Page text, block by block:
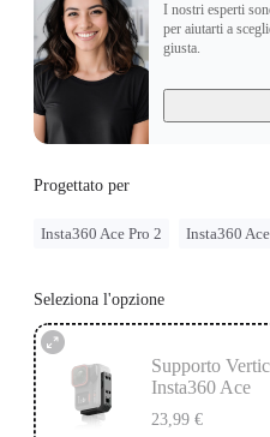
I nostri esperti
per aiutarti a
giusta.
Progettato per
Insta360 Ace Pro 2 Insta360
Seleziona l'opzione
Supporto
Insta360 Ace
23,99 €